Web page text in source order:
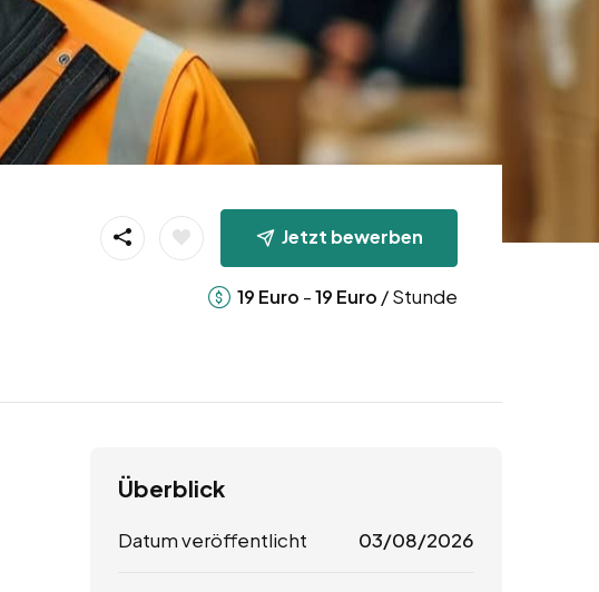
Jetzt bewerben
19 Euro -19 Euro / Stunde
Überblick
Datum veröffentlicht 03/08/2026